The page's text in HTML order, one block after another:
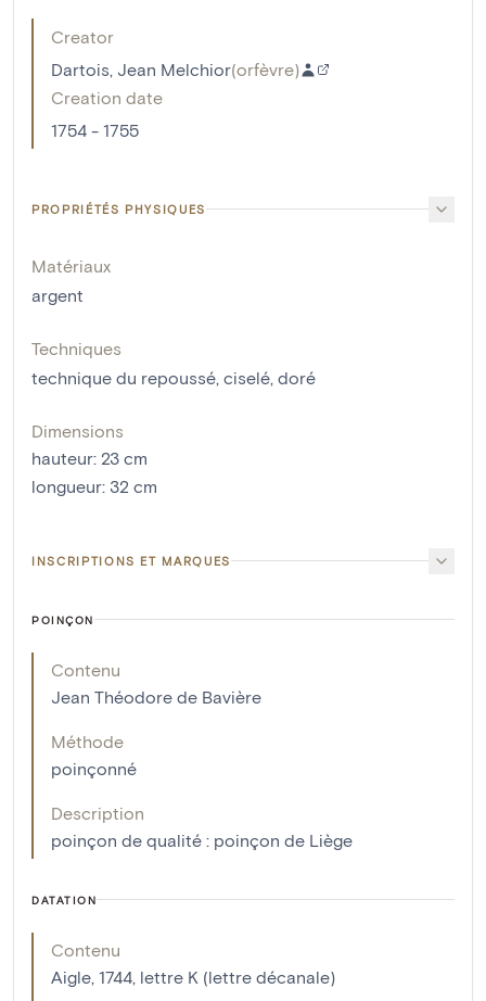
Creator
Dartois, Jean Melchior(orfèvre)
Creation date
1754 - 1755
PROPRIÉTÉS PHYSIQUES
Matériaux
argent
Techniques
technique du repoussé ciselé doré
Dimensions
hauteur: 23 cm
longueur: 32 cm
INSCRIPTIONS ET MARQUES
POINÇON
Contenu
Jean Théodore de Bavière
Méthode
poinçonné
Description
poinçon de qualité : poinçon de Liège
DATATION
Contenu
Aigle, 1744, lettre K (lettre décanale)